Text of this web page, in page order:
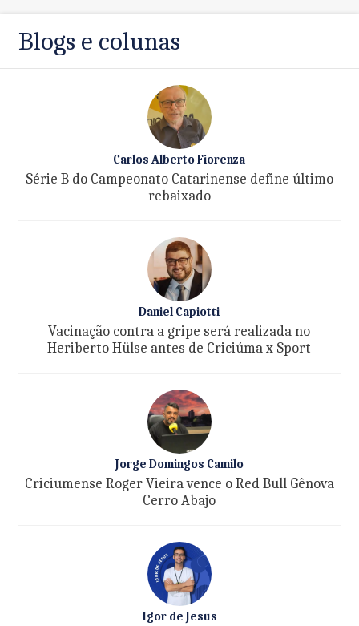
Blogs e colunas
Carlos Alberto Fiorenza
Série B do Campeonato Catarinense define último
rebaixado
Daniel Capiotti
Vacinação contra a gripe será realizada no
Heriberto Hülse antes de Criciúma x Sport
Jorge Domingos Camilo
Criciumense Roger Vieira vence o Red Bull Gênova
Cerro Abajo
Igor de Jesus